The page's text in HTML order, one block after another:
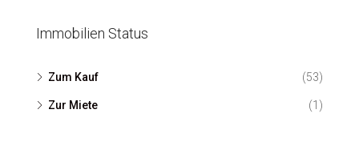
Immobilien Status
Zum Kauf (53)
Zur Miete (1)